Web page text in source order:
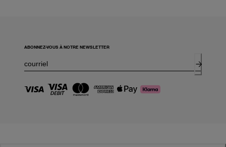
ABONNEZ-VOUS À NOTRE NEWSLETTER